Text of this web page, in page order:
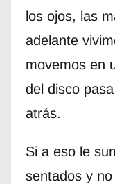
los ojos, las
adelante
movemos en
del disco
atrás.
Si a eso le
sentados y